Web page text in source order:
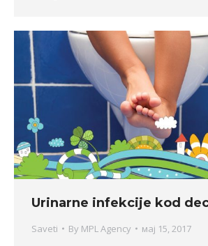
Urinarne infekcije kod
Saveti By MPL Agency мај 15, 2017